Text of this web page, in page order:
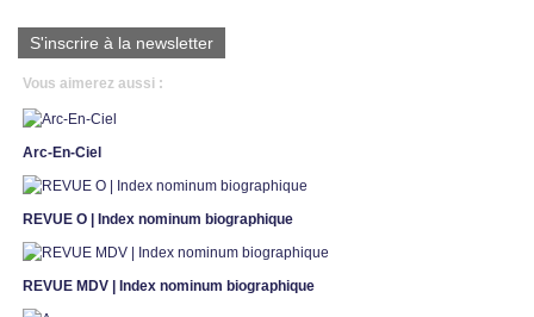
S'inscrire à la newsletter
Vous aimerez aussi :
Arc-En-Ciel
REVUE O | Index nominum biographique
REVUE MDV | Index nominum biographique